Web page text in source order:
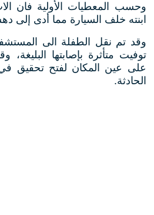
وحسب المعطيات الأولية فان
ابنته خلف السيارة مما أدى إلى
وقد تم نقل الطفلة الى
توفيت متأثرة بإصابتها البليغة،
على عين المكان لفتح تحقيق
الحادثة.